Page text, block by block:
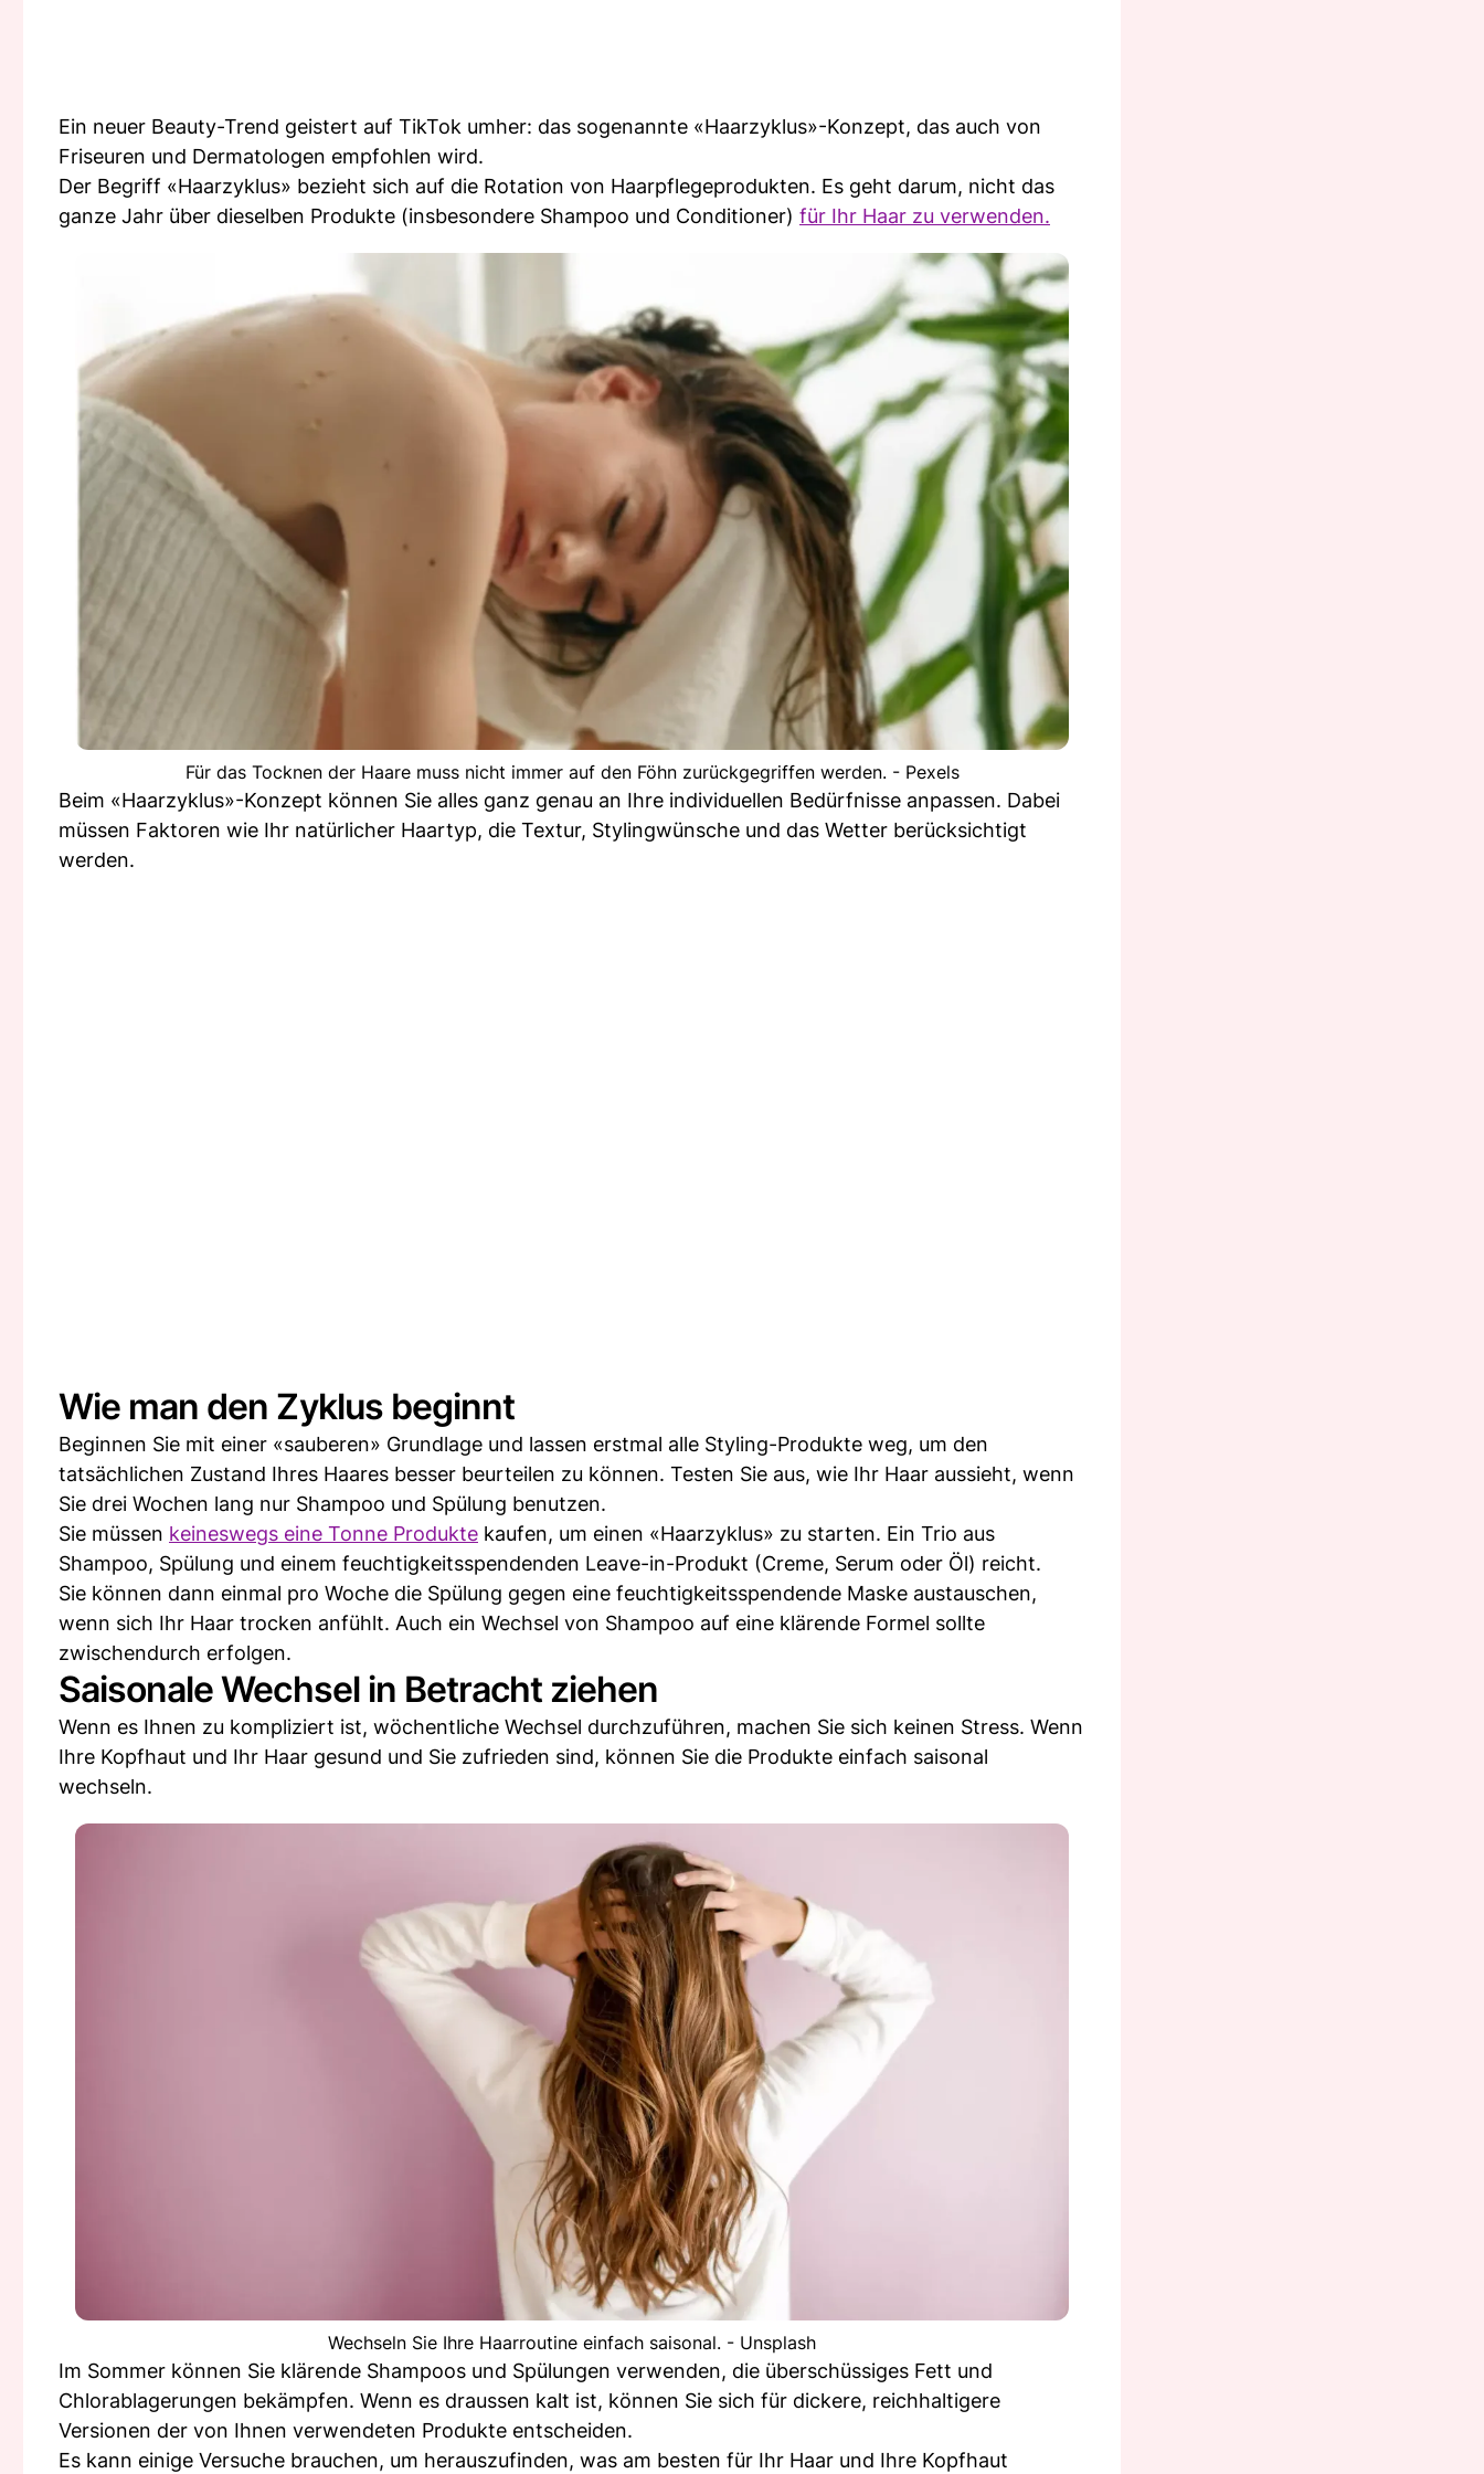
Ein neuer Beauty-Trend geistert auf TikTok umher: das sogenannte «Haarzyklus»-Konzept, das auch von
Friseuren und Dermatologen empfohlen wird.
Der Begriff «Haarzyklus» bezieht sich auf die Rotation von Haarpflegeprodukten. Es geht darum, nicht das
ganze Jahr über dieselben Produkte (insbesondere Shampoo und Conditioner) für Ihr Haar zu verwenden.
Für das Tocknen der Haare muss nicht immer auf den Föhn zurückgegriffen werden. - Pexels
Beim «Haarzyklus»-Konzept können Sie alles ganz genau an Ihre individuellen Bedürfnisse anpassen. Dabei
müssen Faktoren wie Ihr natürlicher Haartyp, die Textur, Stylingwünsche und das Wetter berücksichtigt
werden.
Wie man den Zyklus beginnt
Beginnen Sie mit einer «sauberen» Grundlage und lassen erstmal alle Styling-Produkte weg, um den
tatsächlichen Zustand Ihres Haares besser beurteilen zu können. Testen Sie aus, wie Ihr Haar aussieht, wenn
Sie drei Wochen lang nur Shampoo und Spülung benutzen.
Sie müssen keineswegs eine Tonne Produkte kaufen, um einen «Haarzyklus» zu starten. Ein Trio aus
Shampoo, Spülung und einem feuchtigkeitsspendenden Leave-in-Produkt (Creme, Serum oder Öl) reicht.
Sie können dann einmal pro Woche die Spülung gegen eine feuchtigkeitsspendende Maske austauschen,
wenn sich Ihr Haar trocken anfühlt. Auch ein Wechsel von Shampoo auf eine klärende Formel sollte
zwischendurch erfolgen.
Saisonale Wechsel in Betracht ziehen
Wenn es Ihnen zu kompliziert ist, wöchentliche Wechsel durchzuführen, machen Sie sich keinen Stress. Wenn
Ihre Kopfhaut und Ihr Haar gesund und Sie zufrieden sind, können Sie die Produkte einfach saisonal
wechseln.
Wechseln Sie Ihre Haarroutine einfach saisonal. - Unsplash
Im Sommer können Sie klärende Shampoos und Spülungen verwenden, die überschüssiges Fett und
Chlorablagerungen bekämpfen. Wenn es draussen kalt ist, können Sie sich für dickere, reichhaltigere
Versionen der von Ihnen verwendeten Produkte entscheiden.
Es kann einige Versuche brauchen, um herauszufinden, was am besten für Ihr Haar und Ihre Kopfhaut